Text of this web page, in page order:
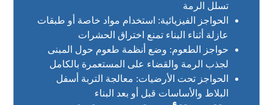
تسلل الرمة
الحواجز الفيزيائية: استخدام مواد خاصة أو طبقات
عازلة أثناء البناء تمنع اختراق الحشرات
حواجز الطعوم: وضع أنظمة طعوم حول المبنى
لجذب الرمة والقضاء على المستعمرة بالكامل
الحواجز تحت الأرضيات: معالجة التربة أسفل
البلاط والأساسات قبل أو بعد البناء